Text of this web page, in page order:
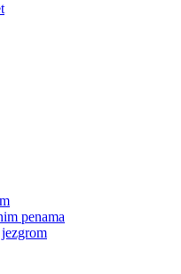
penama